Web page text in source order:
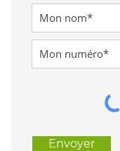
Envoyer